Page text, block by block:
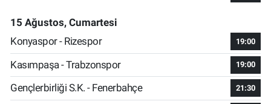
15 Ağustos, Cumartesi
Konyaspor - Rizespor
19:00
Kasımpaşa - Trabzonspor 19:00
Gençlerbirliği S.K. - Fenerbahçe 21:30